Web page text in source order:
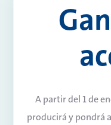
A partir del 1 de
producirá y pondrá